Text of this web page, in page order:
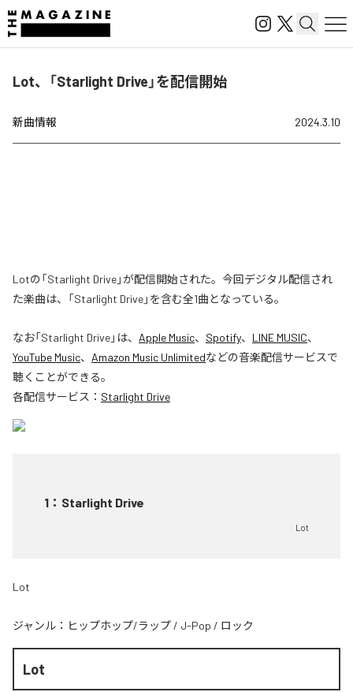
Lot、「Starlight Drive」を配信開始
新曲情報 2024.3.10
Lotの「Starlight Drive」が配信開始された。今回デジタル配信され
た楽曲は、「Starlight Drive」を含む全1曲となっている。
なお「Starlight Drive」は、 Apple Music、 Spotify、 LINE MUSIC、
YouTube Music、 Amazon Music Unlimitedなどの音楽配信サービスで
聴くことができる。
各配信サービス： Starlight Drive
1 ： Starlight Drive
Lot
Lot
ジャンル： ヒップホップ/ラップ / J-Pop / ロック
Lot